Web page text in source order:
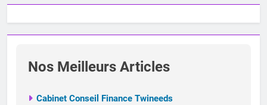
Nos Meilleurs Articles
Cabinet Conseil Finance Twineeds